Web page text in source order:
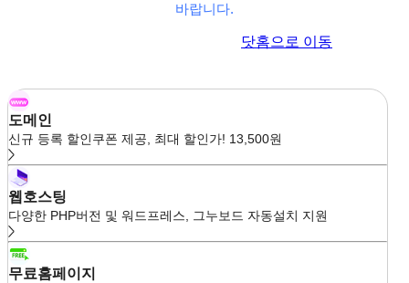
바랍니다.
닷홈으로 이동
도메인
신규 등록 할인쿠폰 제공, 최대 할인가! 13,500원
웹호스팅
다양한 PHP버전 및 워드프레스, 그누보드 자동설치 지원
무료홈페이지